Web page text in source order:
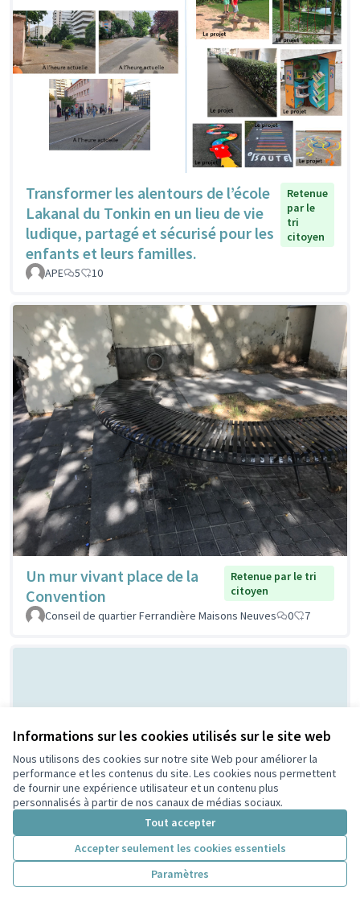
Informations sur les cookies utilisés sur le site web
Nous utilisons des cookies sur notre site Web pour améliorer la
performance et les contenus du site. Les cookies nous permettent
de fournir une expérience utilisateur et un contenu plus
personnalisés à partir de nos canaux de médias sociaux.
Tout accepter
Accepter seulement les cookies essentiels
Paramètres
Transformer les alentours de l’école
Lakanal du Tonkin en un lieu de vie
ludique, partagé et sécurisé pour les
enfants et leurs familles.
Retenue
par le
tri
citoyen
APE 5 10
Un mur vivant place de la
Convention
Retenue par le tri
citoyen
Conseil de quartier Ferrandière Maisons Neuves
0 7
Bal Populaire place Lazare
Goujon
Non retenue par le tri
citoyen